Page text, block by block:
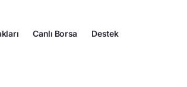
Canlı Borsa Destek